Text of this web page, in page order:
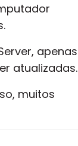
apenas
atualizadas.
muitos